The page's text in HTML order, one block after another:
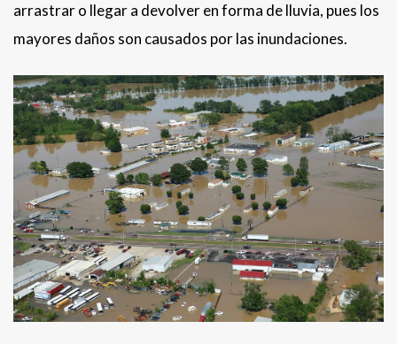
arrastrar o llegar a devolver en forma de lluvia, pues los
mayores daños son causados por las inundaciones.